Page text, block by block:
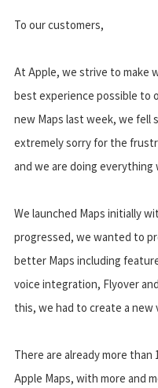
To our customers,
At Apple, we strive to make
best experience possible to
new Maps last week, we fell
extremely sorry for the
and we are doing everything
We launched Maps initially
progressed, we wanted to
better Maps including
voice integration, Flyover
this, we had to create a new
There are already more than
Apple Maps, with more and